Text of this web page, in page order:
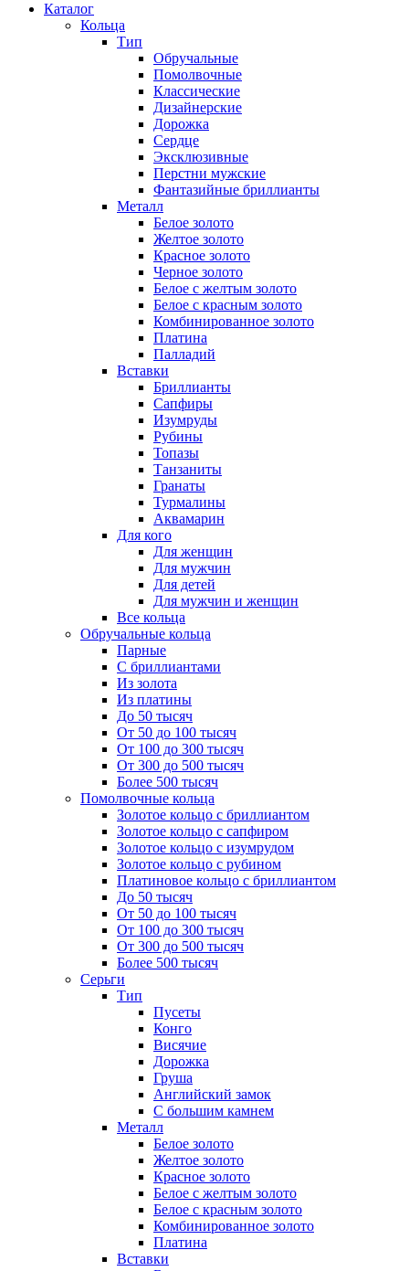
Каталог
Кольца
Тип
Обручальные
Помолвочные
Классические
Дизайнерские
Дорожка
Сердце
Эксклюзивные
Перстни мужские
Фантазийные бриллианты
Металл
Белое золото
Желтое золото
Красное золото
Черное золото
Белое с желтым золото
Белое с красным золото
Комбинированное золото
Платина
Палладий
Вставки
Бриллианты
Сапфиры
Изумруды
Рубины
Топазы
Танзаниты
Гранаты
Турмалины
Аквамарин
Для кого
Для женщин
Для мужчин
Для детей
Для мужчин и женщин
Все кольца
Обручальные кольца
Парные
С бриллиантами
Из золота
Из платины
До 50 тысяч
От 50 до 100 тысяч
От 100 до 300 тысяч
От 300 до 500 тысяч
Более 500 тысяч
Помолвочные кольца
Золотое кольцо с бриллиантом
Золотое кольцо с сапфиром
Золотое кольцо с изумрудом
Золотое кольцо с рубином
Платиновое кольцо с бриллиантом
До 50 тысяч
От 50 до 100 тысяч
От 100 до 300 тысяч
От 300 до 500 тысяч
Более 500 тысяч
Серьги
Тип
Пусеты
Конго
Висячие
Дорожка
Груша
Английский замок
С большим камнем
Металл
Белое золото
Желтое золото
Красное золото
Белое с желтым золото
Белое с красным золото
Комбинированное золото
Платина
Вставки